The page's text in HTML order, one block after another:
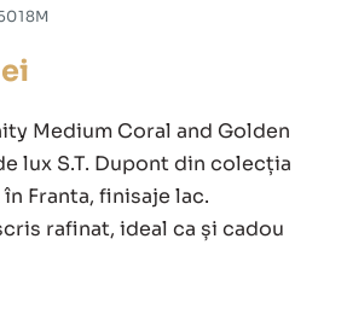
Medium Coral and Golden
lux S.T. Dupont din colecția
Franta, finisaje lac.
rafinat, ideal ca și cadou